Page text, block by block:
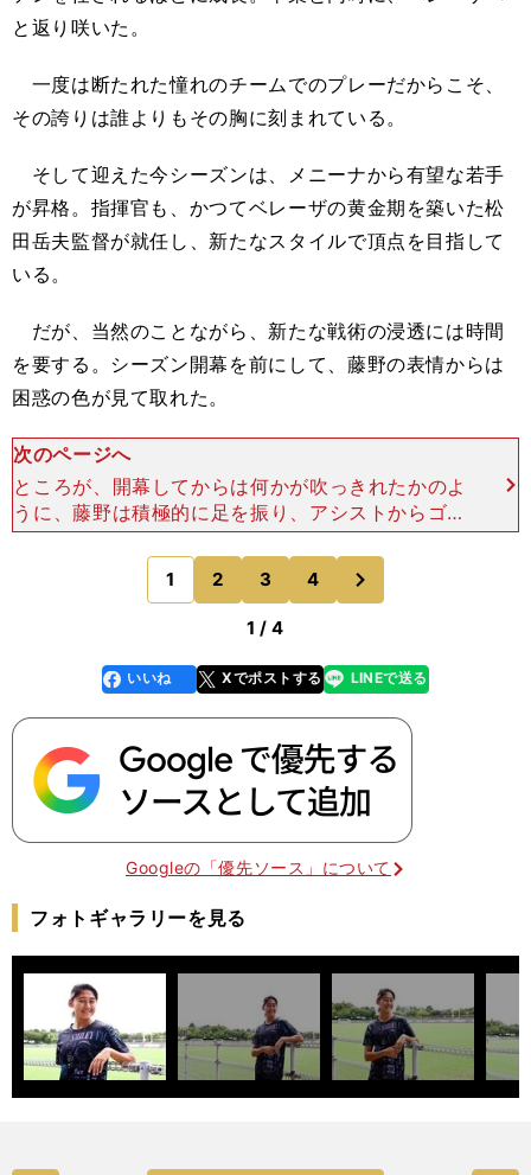
と返り咲いた。
一度は断たれた憧れのチームでのプレーだからこそ、
その誇りは誰よりもその胸に刻まれている。
そして迎えた今シーズンは、メニーナから有望な若手
が昇格。指揮官も、かつてベレーザの黄金期を築いた松
田岳夫監督が就任し、新たなスタイルで頂点を目指して
いる。
だが、当然のことながら、新たな戦術の浸透には時間
を要する。シーズン開幕を前にして、藤野の表情からは
困惑の色が見て取れた。
次のページへ
ところが、開幕してからは何かが吹っきれたかのよ
うに、藤野は積極的に足を振り、アシストからゴー
ルまで、決定機のあらゆる場面で顔を出すようにな
っていた。「（チームの）始動直後から、本当にい
ろんな人と話を
1 2 3 4
のページへ
1 / 4
faceboo
k
いいね Xでポストする
line LINEで送る
Googleの「優先ソース」について
フォトギャラリーを見る